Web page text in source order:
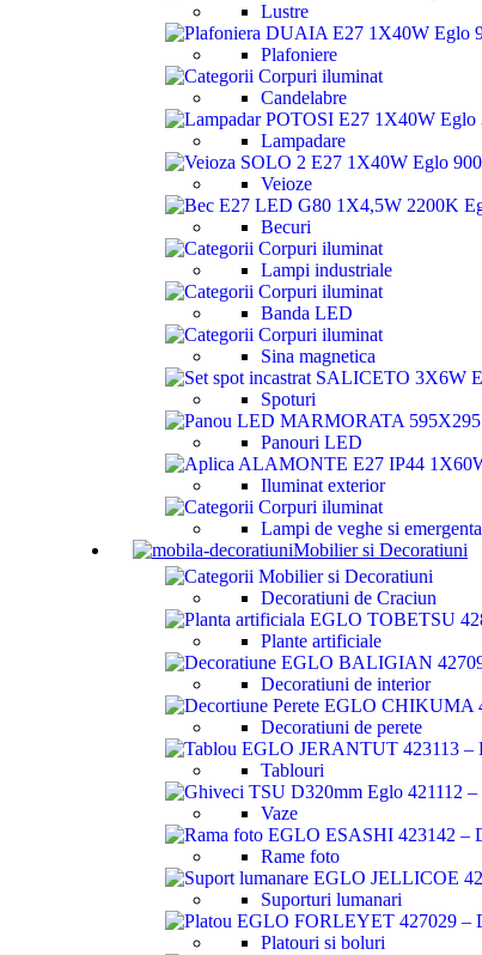
Lustre
Plafoniere
Candelabre
Lampadare
Veioze
Becuri
Lampi industriale
Banda LED
Sina magnetica
Spoturi
Panouri LED
Iluminat exterior
Lampi de veghe si emergenta
Mobilier si Decoratiuni
Decoratiuni de Craciun
Plante artificiale
Decoratiuni de interior
Decoratiuni de perete
Tablouri
Vaze
Rame foto
Suporturi lumanari
Platouri si boluri